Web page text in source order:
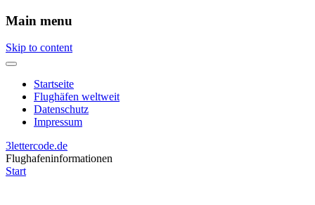
Main menu
Skip to content
Startseite
Flughäfen weltweit
Datenschutz
Impressum
3lettercode.de
Flughafeninformationen
Start